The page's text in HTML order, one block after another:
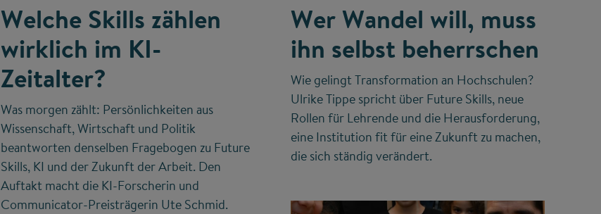
Welche Skills zählen
wirklich im KI-
Zeitalter?
Was morgen zählt: Persönlichkeiten aus
Wissenschaft, Wirtschaft und Politik
beantworten denselben Fragebogen zu Future
Skills, KI und der Zukunft der Arbeit. Den
Auftakt macht die KI-Forscherin und
Communicator-Preisträgerin Ute Schmid.
Wer Wandel will, muss
ihn selbst beherrschen
Wie gelingt Transformation an Hochschulen?
Ulrike Tippe spricht über Future Skills, neue
Rollen für Lehrende und die Herausforderung,
eine Institution fit für eine Zukunft zu machen,
die sich ständig verändert.